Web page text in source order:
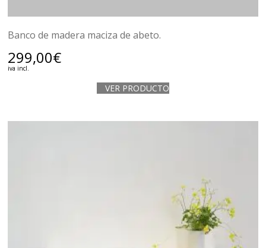
Banco de madera maciza de abeto.
299,00€
iva incl.
VER PRODUCTO